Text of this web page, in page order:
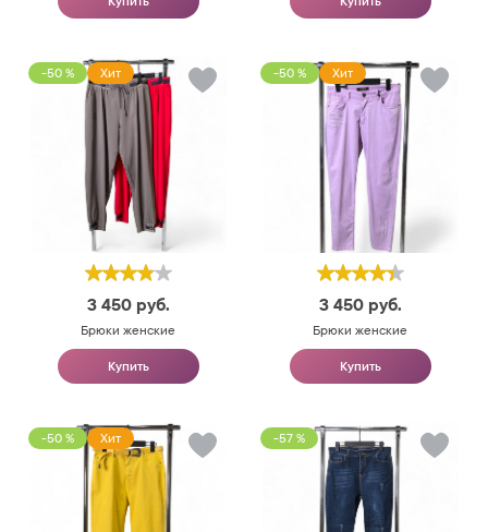
-50 % Хит
3 450 руб.
Брюки женские
Купить
-50 % Хит
3 450 руб.
Брюки женские
Купить
-50 % Хит -57 %